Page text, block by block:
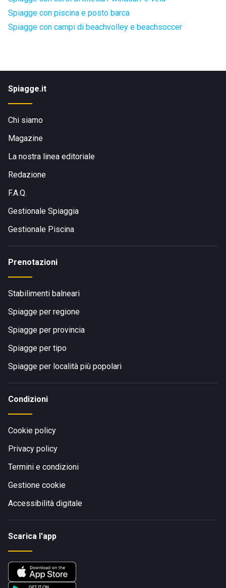
Spiagge con piscina e posto barca
Spiagge con campi di beachvolley e beachsoccer
Spiagge.it
Chi siamo
Magazine
La nostra linea editoriale
Redazione
F.A.Q.
Gestionale Spiaggia
Gestionale Piscina
Prenotazioni
Stabilimenti balneari
Spiagge per regione
Spiagge per provincia
Spiagge per tipo
Spiagge per località più popolari
Condizioni
Cookie policy
Privacy policy
Termini e condizioni
Gestione cookie
Accessibilità digitale
Scarica l'app